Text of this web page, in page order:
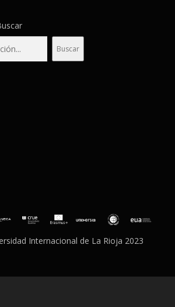
Buscar
Internacional de La Rioja 2023